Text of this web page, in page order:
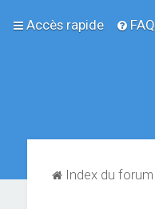
Accès rapide FAQ
Index du forum